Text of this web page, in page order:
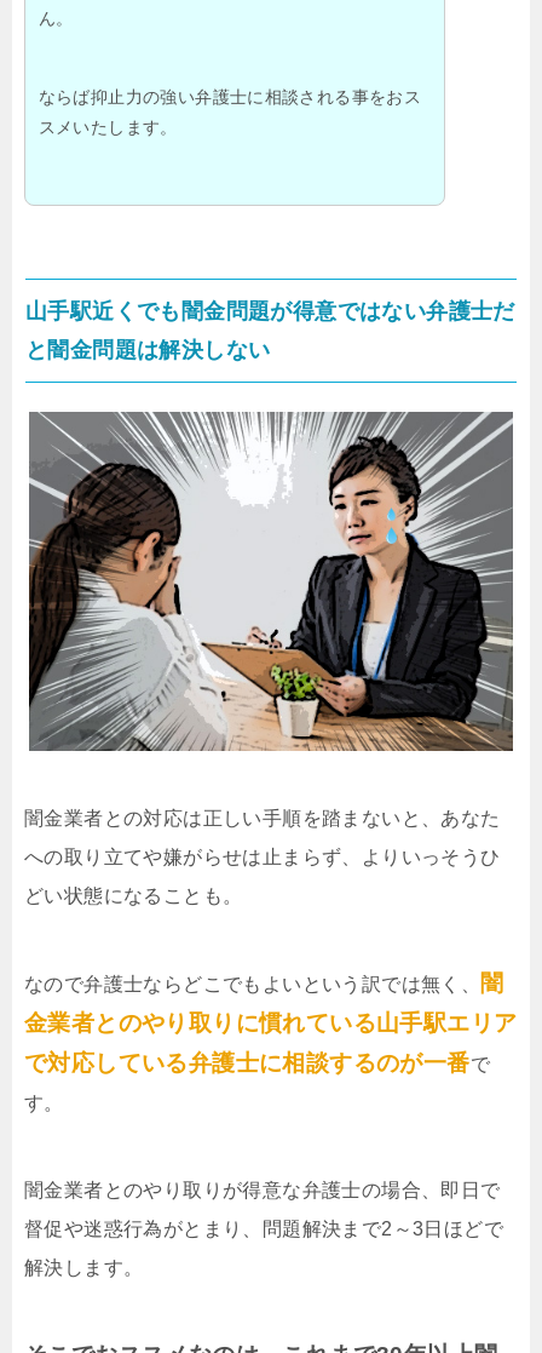
ん。
ならば抑止力の強い弁護士に相談される事をおス
スメいたします。
山手駅近くでも闇金問題が得意ではない弁護士だ
と闇金問題は解決しない
闇金業者との対応は正しい手順を踏まないと、あなた
への取り立てや嫌がらせは止まらず、よりいっそうひ
どい状態になることも。
なので弁護士ならどこでもよいという訳では無く、
闇
金業者とのやり取りに慣れている山手駅エリア
で対応している弁護士に相談するのが一番で
す。
闇金業者とのやり取りが得意な弁護士の場合、即日で
督促や迷惑行為がとまり、問題解決まで2～3日ほどで
解決します。